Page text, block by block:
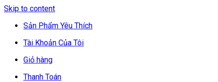
Skip to content
Sản Phẩm Yêu Thích
Tài Khoản Của Tôi
Giỏ hàng
Thanh Toán